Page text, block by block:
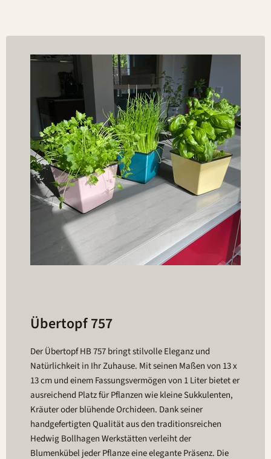
Übertopf 757
Der Übertopf HB 757 bringt stilvolle Eleganz und
Natürlichkeit in Ihr Zuhause. Mit seinen Maßen von 13 x
13 cm und einem Fassungsvermögen von 1 Liter bietet er
ausreichend Platz für Pflanzen wie kleine Sukkulenten,
Kräuter oder blühende Orchideen. Dank seiner
handgefertigten Qualität aus den traditionsreichen
Hedwig Bollhagen Werkstätten verleiht der
Blumenkübel jeder Pflanze eine elegante Präsenz. Die